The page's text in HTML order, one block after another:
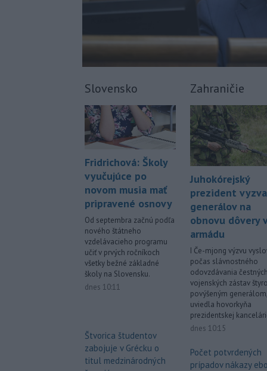
Slovensko
Fridrichová: Školy
vyučujúce po
novom musia mať
pripravené osnovy
Od septembra začnú podľa
nového štátneho
vzdelávacieho programu
učiť v prvých ročníkoch
všetky bežné základné
školy na Slovensku.
dnes 10:11
Štvorica študentov
zabojuje v Grécku o
titul medzinárodných
Zahraničie
Juhokórejský
prezident
generálov na
obnovu dôvery v
armádu
I Če-mjong výzvu
počas slávnostného
odovzdávania čestných
vojenských zástav
povýšeným generálom,
uviedla hovorkyňa
prezidentskej
dnes 10:15
Počet potvrdených
prípadov nákazy